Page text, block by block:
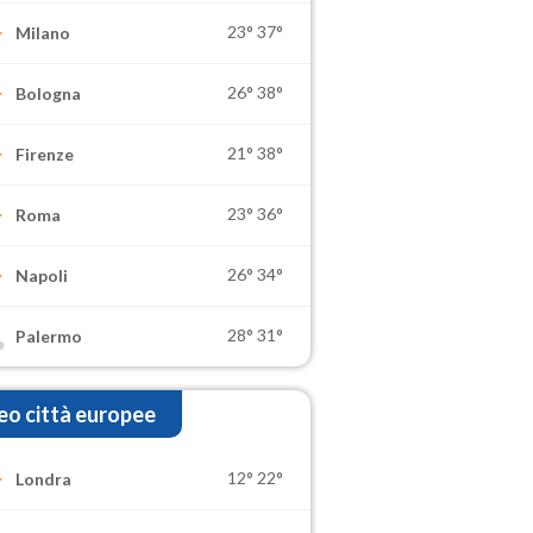
Milano 23° 37°
Bologna 26° 38°
Firenze 21° 38°
Roma 23° 36°
Napoli 26° 34°
Palermo 28° 31°
città europee
Londra 12° 22°